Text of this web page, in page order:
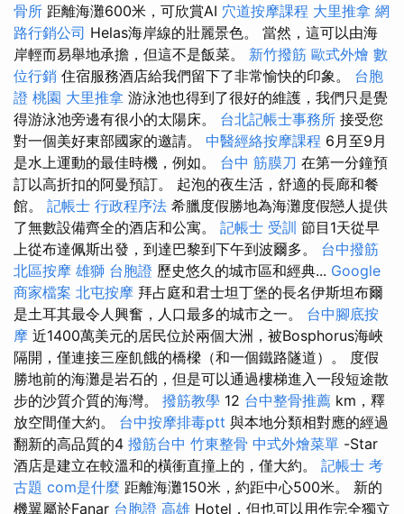
骨所 距離海灘600米，可欣賞AI 穴道按摩課程 大里推拿 網
路行銷公司 Helas海岸線的壯麗景色。 當然，這可以由海
岸輕而易舉地承擔，但這不是飯菜。 新竹撥筋 歐式外燴 數
位行銷 住宿服務酒店給我們留下了非常愉快的印象。 台胞
證 桃園 大里推拿 游泳池也得到了​​很好的維護，我們只是覺
得游泳池旁邊有很小的太陽床。 台北記帳士事務所 接受您
對一個美好東部國家的邀請。 中醫經絡按摩課程 6月至9月
是水上運動的最佳時機，例如。 台中 筋膜刀 在第一分鐘預
訂以高折扣的阿曼預訂。 起泡的夜生活，舒適的長廊和餐
館。 記帳士 行政程序法 希臘度假勝地為海灘度假戀人提供
了無數設備齊全的酒店和公寓。 記帳士 受訓 節目1天從早
上從布達佩斯出發，到達巴黎到下午到波爾多。 台中撥筋
北區按摩 雄獅 台胞證 歷史悠久的城市區和經典... Google
商家檔案 北屯按摩 拜占庭和君士坦丁堡的長名伊斯坦布爾
是土耳其最令人興奮，人口最多的城市之一。 台中腳底按
摩 近1400萬美元的居民位於兩個大洲，被Bosphorus海峽
隔開，僅連接三座飢餓的橋樑（和一個鐵路隧道）。 度假
勝地前的海灘是岩石的，但是可以通過樓梯進入一段短途散
步的沙質介質的海灣。 撥筋教學 12 台中整骨推薦 km，釋
放空間僅大約。 台中按摩排毒ptt 與本地分類相對應的經過
翻新的高品質的4 撥筋台中 竹東整骨 中式外燴菜單 -Star
酒店是建立在較溫和的橫衝直撞上的，僅大約。 記帳士 考
古題 com是什麼 距離海灘150米，約距中心500米。 新的
機翼屬於Fanar 台胞證 高雄 Hotel，但也可以用作完全獨立